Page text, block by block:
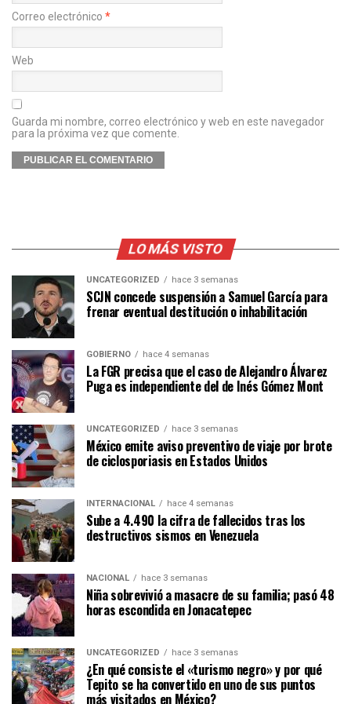
Correo electrónico *
Web
Guarda mi nombre, correo electrónico y web en este navegador
para la próxima vez que comente.
LO MÁS VISTO
UNCATEGORIZED hace 3 semanas
SCJN concede suspensión a Samuel García para
frenar eventual destitución o inhabilitación
GOBIERNO hace 4 semanas
La FGR precisa que el caso de Alejandro Álvarez
Puga es independiente del de Inés Gómez Mont
UNCATEGORIZED hace 3 semanas
México emite aviso preventivo de viaje por brote
de ciclosporiasis en Estados Unidos
INTERNACIONAL hace 4 semanas
Sube a 4.490 la cifra de fallecidos tras los
destructivos sismos en Venezuela
NACIONAL hace 3 semanas
Niña sobrevivió a masacre de su familia; pasó 48
horas escondida en Jonacatepec
UNCATEGORIZED hace 3 semanas
¿En qué consiste el «turismo negro» y por qué
Tepito se ha convertido en uno de sus puntos
más visitados en México?